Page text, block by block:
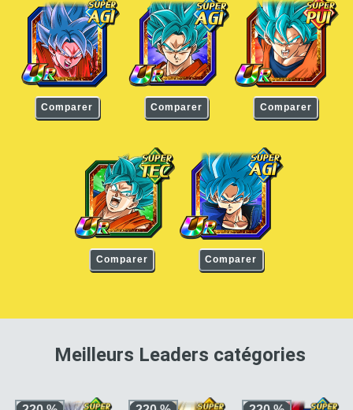
Comparer Comparer Comparer
Comparer
Son Goku Super Saiyan divin SS
Comparer
Son Goku Super Saiyan divin SS
Meilleurs Leaders catégoriespour